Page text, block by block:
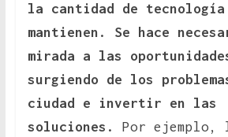
la cantidad de tecnología
mantienen. Se hace
mirada a las
surgiendo de los
ciudad e invertir en las
soluciones.
Por ejemplo,